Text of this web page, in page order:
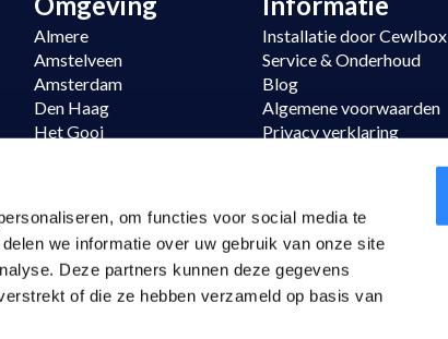
om functies voor social media te
we informatie over uw gebruik van onze site
Deze partners kunnen deze gegevens
of die ze hebben verzameld op basis van
Almere
Amstelveen
Amsterdam
Den Haag
Het Gooi
Installatie door Cewlbox
Service & Onderhoud
Blog
Algemene voorwaarden
Privacy verklaring